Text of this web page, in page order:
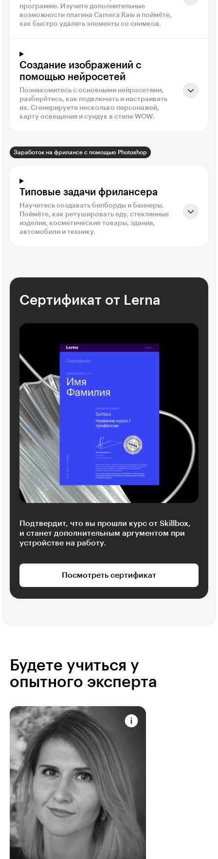
программе. Изучите дополнительные
возможности плагина Camera Raw и поймёте,
как быстро удалять элементы со снимков.
Создание изображений с
помощью нейросетей
Познакомитесь с основными нейросетями,
разберётесь, как подключать и настраивать
их. Сгенерируете несколько персонажей,
карту освещения и сундук в стиле WOW.
Заработок на фрилансе с помощью Photoshop
Типовые задачи фрилансера
Научитесь создавать билборды и баннеры.
Поймёте, как ретушировать еду, стеклянные
изделия, косметические товары, здания,
автомобили и технику.
Сертификат от Lerna
Подтвердит, что вы прошли курс от Skillbox,
и станет дополнительным аргументом при
устройстве на работу.
Посмотреть сертификат
Будете учиться у
опытного эксперта